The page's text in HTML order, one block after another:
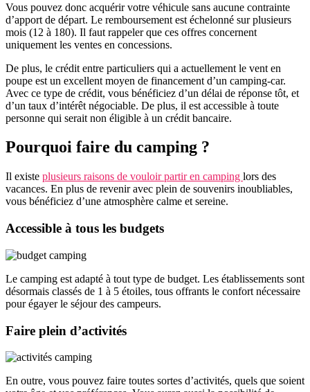
Vous pouvez donc acquérir votre véhicule sans aucune contrainte
d’apport de départ. Le remboursement est échelonné sur plusieurs
mois (12 à 180). Il faut rappeler que ces offres concernent
uniquement les ventes en concessions.
De plus, le crédit entre particuliers qui a actuellement le vent en
poupe est un excellent moyen de financement d’un camping-car.
Avec ce type de crédit, vous bénéficiez d’un délai de réponse tôt, et
d’un taux d’intérêt négociable. De plus, il est accessible à toute
personne qui serait non éligible à un crédit bancaire.
Pourquoi faire du camping ?
Il existe plusieurs raisons de vouloir partir en camping lors des
vacances. En plus de revenir avec plein de souvenirs inoubliables,
vous bénéficiez d’une atmosphère calme et sereine.
Accessible à tous les budgets
Le camping est adapté à tout type de budget. Les établissements sont
désormais classés de 1 à 5 étoiles, tous offrants le confort nécessaire
pour égayer le séjour des campeurs.
Faire plein d’activités
En outre, vous pouvez faire toutes sortes d’activités, quels que soient